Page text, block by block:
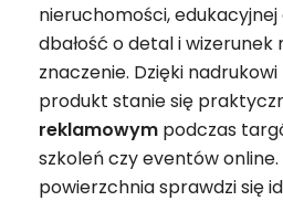
nieruchomości, edukacyjnej
dbałość o detal i wizerunek
znaczenie. Dzięki
produkt stanie się
reklamowym podczas
szkoleń czy eventów
powierzchnia sprawdzi się